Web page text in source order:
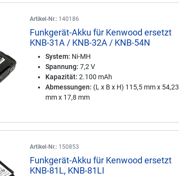
Artikel-Nr.: 140186
Funkgerät-Akku für Kenwood ersetzt
KNB-31A / KNB-32A / KNB-54N
System: Ni-MH
Spannung: 7,2 V
Kapazität: 2.100 mAh
Abmessungen: (L x B x H) 115,5 mm x 54,23
mm x 17,8 mm
Artikel-Nr.: 150853
Funkgerät-Akku für Kenwood ersetzt
KNB-81L, KNB-81LI